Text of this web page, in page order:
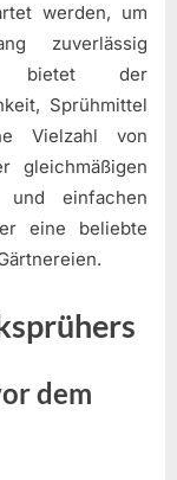
werden, um
zuverlässig
bietet der
Sprühmittel
Vielzahl von
gleichmäßigen
und einfachen
eine beliebte
dem